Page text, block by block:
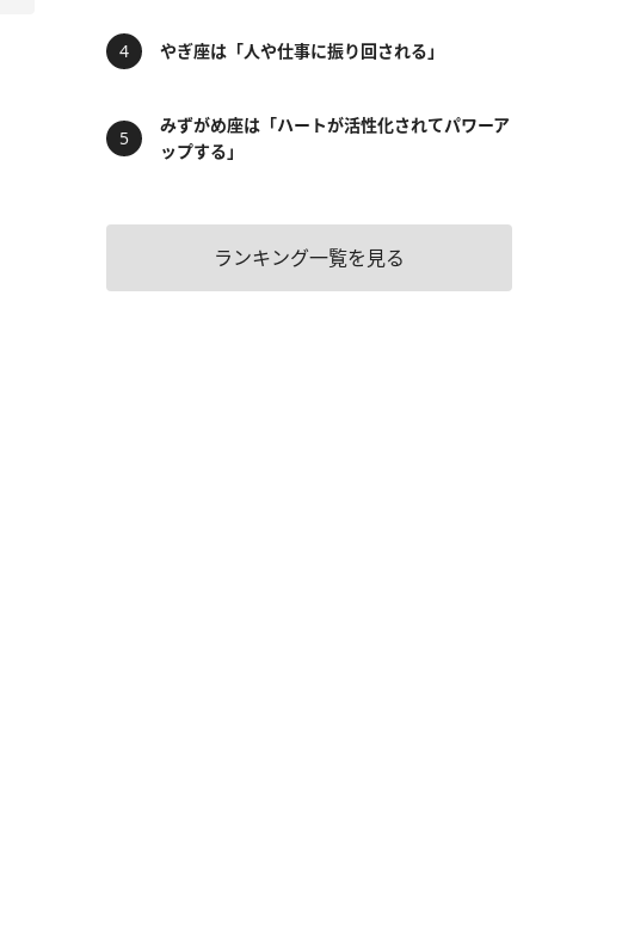
やぎ座は「人や仕事に振り回される」
みずがめ座は「ハートが活性化されてパワーア
ップする」
ランキング一覧を見る